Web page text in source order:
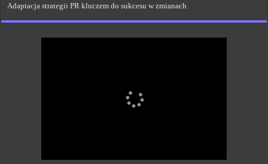
Adaptacja strategii PR kluczem do sukcesu w zmianach